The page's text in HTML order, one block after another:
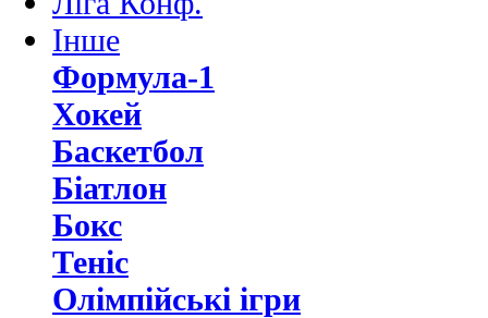
Інше
Формула-1
Хокей
Баскетбол
Біатлон
Бокс
Теніс
Олімпійські ігри